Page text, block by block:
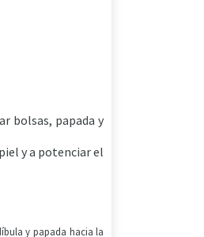
bolsas, papada y
y a potenciar el
y papada hacia la